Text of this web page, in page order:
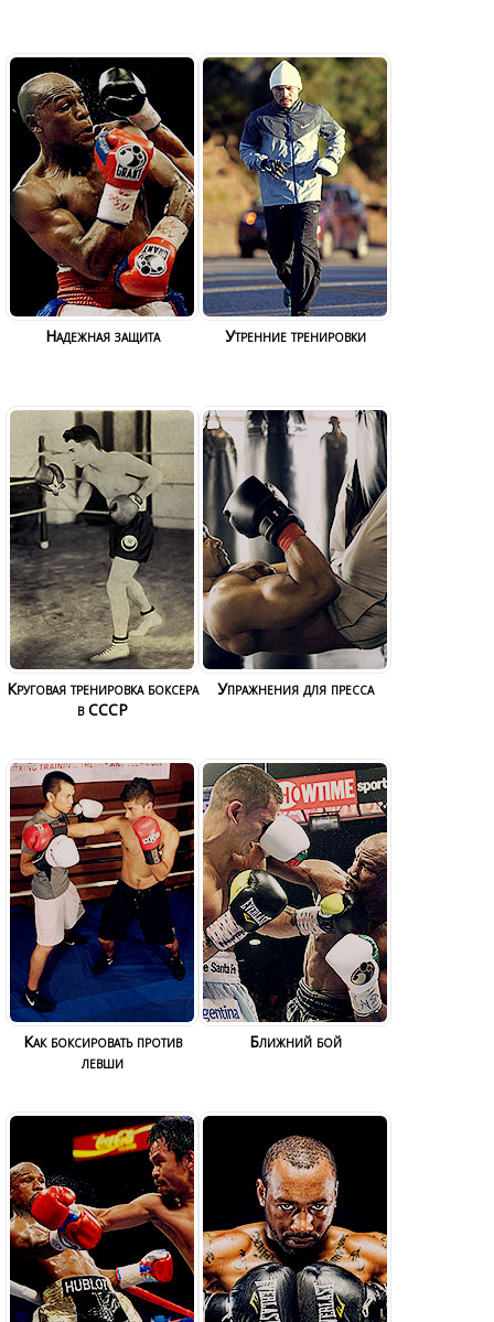
Надежная защита Утренние тренировки
Круговая тренировка боксера
в СССР
Упражнения для пресса
Как боксировать против
левши
Ближний бой